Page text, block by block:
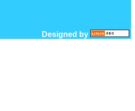
Designed by